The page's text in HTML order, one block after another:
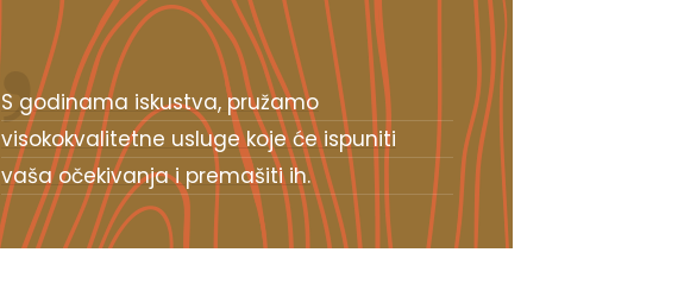
S godinama iskustva, pružamo
visokokvalitetne usluge koje će ispuniti
vaša očekivanja i premašiti ih.